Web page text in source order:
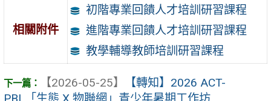
相關附件
初階專業回饋人才培訓研習課程
進階專業回饋人才培訓研習課程
教學輔導教師培訓研習課程
【2026-05-25】
【轉知】2026 ACT-